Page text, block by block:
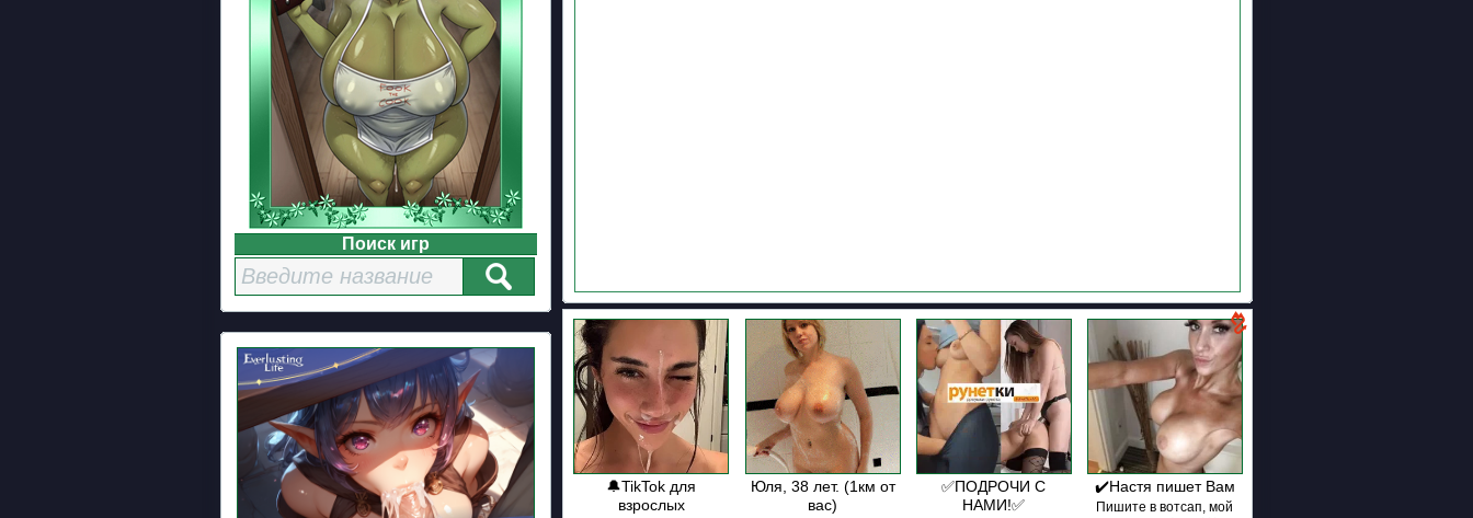
Поиск игр
🔔TikTok для
взрослых
Юля, 38 лет. (1км от
вас)
✅ПОДРОЧИ С
НАМИ!✅
✔️Настя пишет Вам
Пишите в вотсап, мой